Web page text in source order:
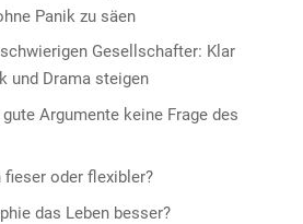
Panik zu säen
Gesellschafter: Klar
und Drama steigen
Argumente keine Frage des
oder flexibler?
das Leben besser?